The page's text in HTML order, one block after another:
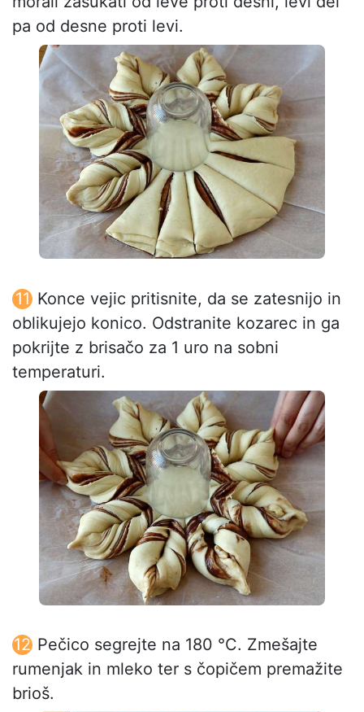
pa od desne proti levi.
Konce vejic pritisnite, da se zatesnijo in
oblikujejo konico. Odstranite kozarec in ga
pokrijte z brisačo za 1 uro na sobni
temperaturi.
Pečico segrejte na 180 °C. Zmešajte
rumenjak in mleko ter s čopičem premažite
brioš.